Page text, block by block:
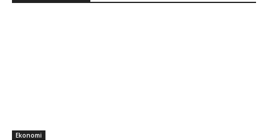
Ekonomi